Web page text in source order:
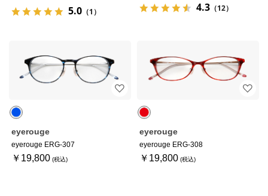
5.0 （1） 4.3 （12）
eyerouge
eyerouge ERG-307
￥19,800
eyerouge
eyerouge ERG-308
￥19,800